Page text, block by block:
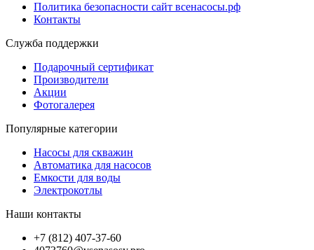
Политика безопасности сайт всенасосы.рф
Контакты
Служба поддержки
Подарочный сертификат
Производители
Акции
Фотогалерея
Популярные категории
Насосы для скважин
Автоматика для насосов
Емкости для воды
Электрокотлы
Наши контакты
+7 (812) 407-37-60